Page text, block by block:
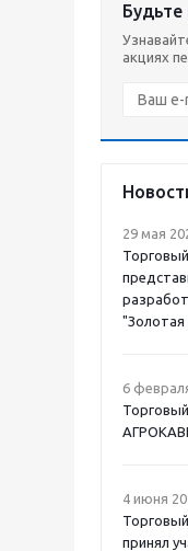
Будьте
акциях
29 мая
"Золотая
6
4 июня
принял